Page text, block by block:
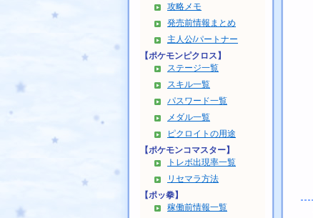
攻略メモ
発売前情報まとめ
主人公/パートナー
【ポケモンピクロス】
ステージ一覧
スキル一覧
パスワード一覧
メダル一覧
ピクロイトの用途
【ポケモンコマスター】
トレボ出現率一覧
リセマラ方法
【ポッ拳】
稼働前情報一覧